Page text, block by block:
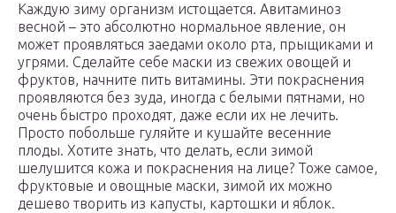
Каждую зиму организм истощается. Авитаминоз
весной – это абсолютно нормальное явление, он
может проявляться заедами около рта, прыщиками и
угрями. Сделайте себе маски из свежих овощей и
фруктов, начните пить витамины. Эти покраснения
проявляются без зуда, иногда с белыми пятнами, но
очень быстро проходят, даже если их не лечить.
Просто побольше гуляйте и кушайте весенние
плоды. Хотите знать, что делать, если зимой
шелушится кожа и покраснения на лице? Тоже самое,
фруктовые и овощные маски, зимой их можно
дешево творить из капусты, картошки и яблок.